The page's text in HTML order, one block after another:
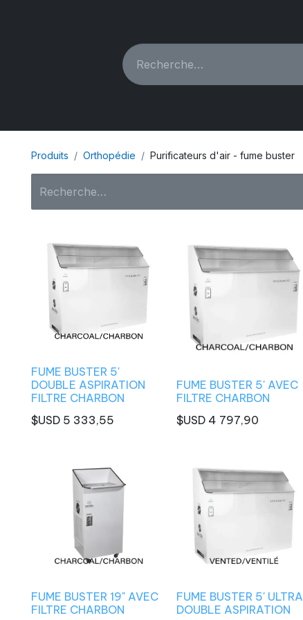
Produits Orthopédie Purificateurs d'air - fume buster
FUME BUSTER 5'
DOUBLE ASPIRATION
FILTRE CHARBON
$USD 5 333,55
FUME BUSTER 5' AVEC
FILTRE CHARBON
$USD 4 797,90
FUME BUSTER 19" AVEC
FILTRE CHARBON
FUME BUSTER 5' ULTRA
DOUBLE ASPIRATION